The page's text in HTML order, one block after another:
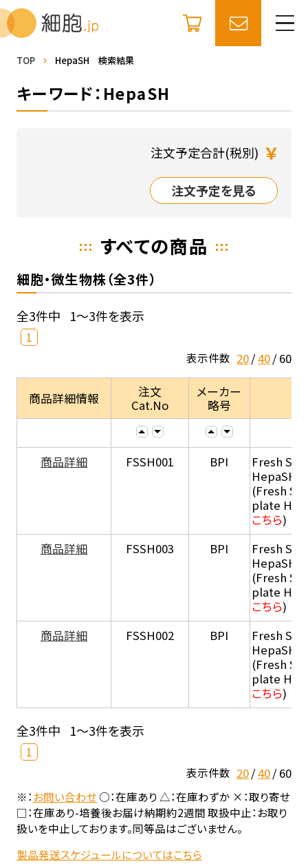
TOP HepaSH 検索結果
キーワード：HepaSH
注文予定合計(税別) ￥
注文予定を見る
すべての商品
細胞・微生物株（全3件）
全3件中 1～3件を表示
1
表示件数 20 40 60
商品詳細情報
注文
Cat.No
メーカー
略号
商品詳細 FSSH001 BPI
Fresh
HepaSH®
(Fresh
plate
こちら)
商品詳細
FSSH003 BPI
Fresh
HepaSH®
(Fresh
plate
こちら)
商品詳細
FSSH002 BPI
Fresh
HepaSH®
(Fresh
plate
こちら)
全3件中 1～3件を表示
1
表示件数 20 40 60
※：お問い合わせ○：在庫あり △：在庫わずか ×：取り寄せ
□：在庫あり-培養後お届け納期約2週間 取扱中止：お取り
扱いを中止しております。同等品はございません。
製品発送スケジュールについてはこちら